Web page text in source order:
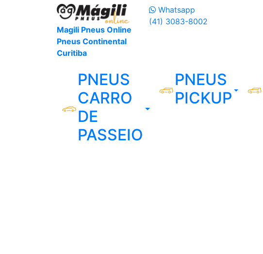
Magili Pneus Online
Pneus Continental
Curitiba
Whatsapp
(41) 3083-8002
PNEUS
CARRO
DE
PASSEIO
PNEUS
PICKUP